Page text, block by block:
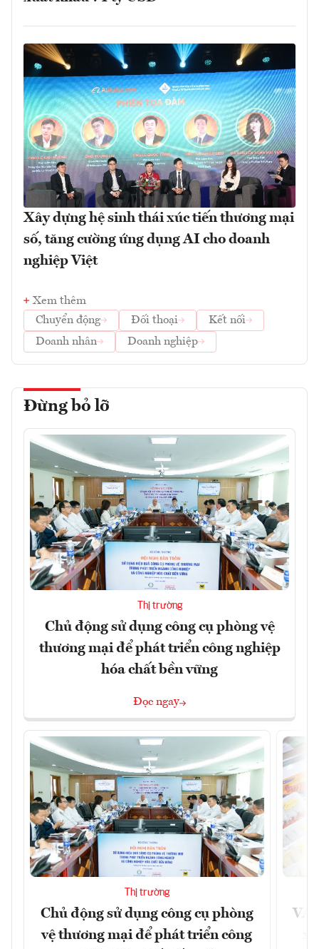
Xây dựng hệ sinh thái xúc tiến thương mại
số, tăng cường ứng dụng AI cho doanh
nghiệp Việt
Xem thêm
Chuyển động
Đối thoại
Kết nối
Doanh nhân
Doanh nghiệp
Đừng bỏ lỡ
Thị trường
Chủ động sử dụng công cụ phòng vệ
thương mại để phát triển công nghiệp
hóa chất bền vững
Đọc ngay
Thị trường
Chủ động sử dụng công cụ phòng
vệ thương mại để phát triển công